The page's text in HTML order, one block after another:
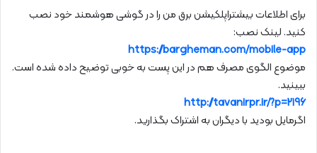
برای اطلاعات بیشتراپلکیشن برق من را در گوشی هوشمند خود نصب
کنید. لینک نصب:
https://bargheman.com/mobile-app
موضوع الگوی مصرف هم در این پست به خوبی توضیح داده شده است.
ببینید.
http://tavanirpr.ir/?p=2196
اگرمایل بودید با دیگران به اشتراک بگذارید.